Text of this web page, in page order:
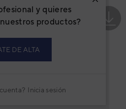
y quieres
productos?
DE ALTA
Inicia sesión